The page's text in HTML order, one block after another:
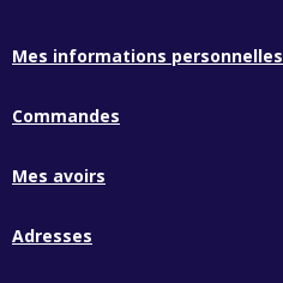
Mes informations personnelles
Commandes
Mes avoirs
Adresses